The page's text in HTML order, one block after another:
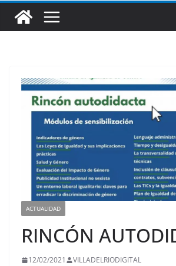
ACTUALIDAD
RINCÓN
12/02/2021 VILLADELRIODIGITAL